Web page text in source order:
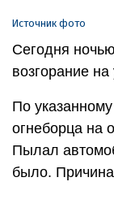
Источник фото
Сегодня
возгорание
По
огнеборца на
Пылал
было.